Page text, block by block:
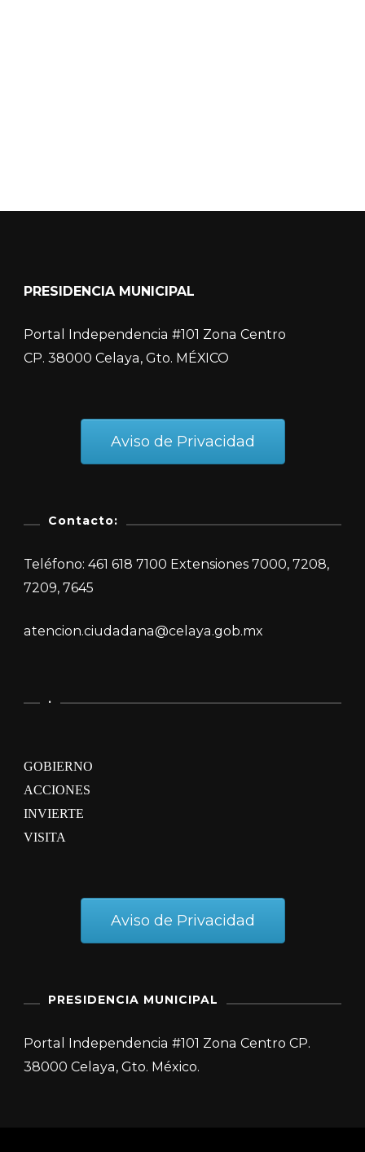
PRESIDENCIA MUNICIPAL
Portal Independencia #101 Zona Centro
CP. 38000 Celaya, Gto. MÉXICO
Aviso de Privacidad
Contacto:
Teléfono: 461 618 7100 Extensiones 7000, 7208,
7209, 7645
atencion.ciudadana@celaya.gob.mx
.
GOBIERNO
ACCIONES
INVIERTE
VISITA
Aviso de Privacidad
PRESIDENCIA MUNICIPAL
Portal Independencia #101 Zona Centro CP.
38000 Celaya, Gto. México.